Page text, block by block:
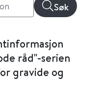
Søk
råd"-serien
gravide og